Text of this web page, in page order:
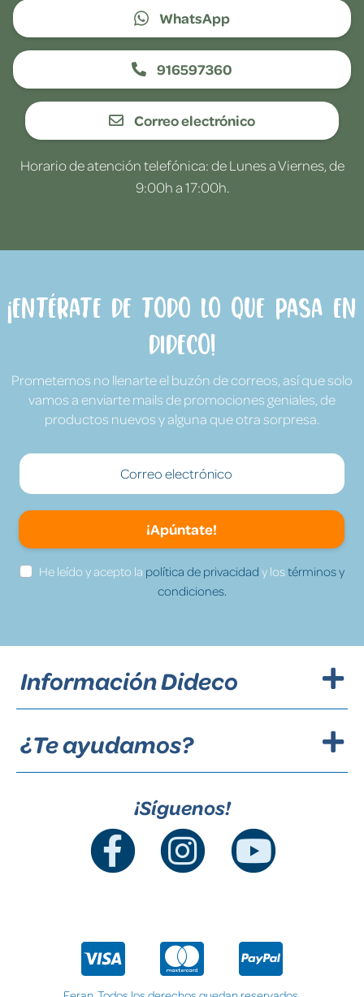
WhatsApp
916597360
Correo electrónico
Horario de atención telefónica: de Lunes a Viernes, de
9:00h a 17:00h.
¡Entérate de todo lo que pasa en
Dideco!
Prometemos no llenarte el buzón de correos, así que solo
vamos a enviarte mails de promociones geniales, de
productos nuevos y alguna que otra sorpresa.
¡Apúntate!
He leído y acepto la política de privacidad y lostérminos y
condiciones.
Información Dideco
¿Te ayudamos?
¡Síguenos!